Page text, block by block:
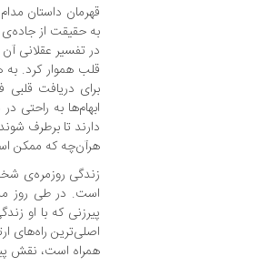
قهرمان داستان
به حقیقت از
در تفسیر عقلانی
قلب هموار کرد.
برای دریافت
ابهام‌ها به راحتی
دارند تا برطرف
هرآن‌چه که ممکن
زندگی روزمره‌ی
است. در طی روز
پیرزنی که با او
اصلی‌ترین راه‌های
همراه است، نقش